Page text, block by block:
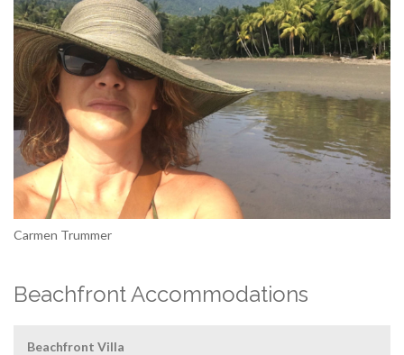
Carmen Trummer
Beachfront Accommodations
Beachfront Villa